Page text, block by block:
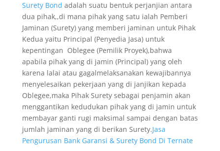
Surety Bond adalah suatu bentuk perjanjian antara
dua pihak,,di mana pihak yang satu ialah Pemberi
Jaminan (Surety) yang memberi jaminan untuk Pihak
Kedua yaitu Principal (Penyedia Jasa) untuk
kepentingan Oblegee (Pemilik Proyek),bahwa
apabila pihak yang di jamin (Principal) yang oleh
karena lalai atau gagalmelaksanakan kewajibannya
menyelesaikan pekerjaan yang di janjikan kepada
Oblegee,maka Pihak Surety sebagai penjamin akan
menggantikan kedudukan pihak yang di jamin untuk
membayar ganti rugi maksimal sampai dengan batas
jumlah jaminan yang di berikan Surety.Jasa
Pengurusan Bank Garansi & Surety Bond Di Ternate